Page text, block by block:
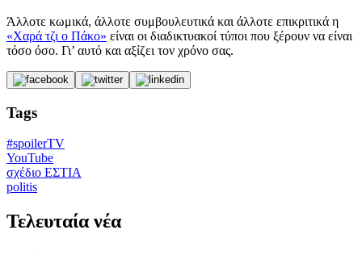
Άλλοτε κωμικά, άλλοτε συμβουλευτικά και άλλοτε επικριτικά η
«Χαρά τζι ο Πάκο» είναι οι διαδικτυακοί τύποι που ξέρουν να είναι
τόσο όσο. Γι’ αυτό και αξίζει τον χρόνο σας.
Tags
#spoilerTV
YouTube
σχέδιο ΕΣΤΙΑ
politis
Τελευταία νέα